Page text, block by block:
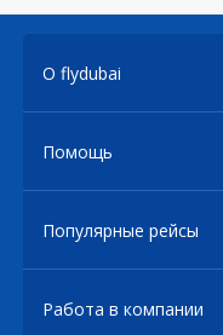
О flydubai
Помощь
Популярные рейсы
Работа в компании